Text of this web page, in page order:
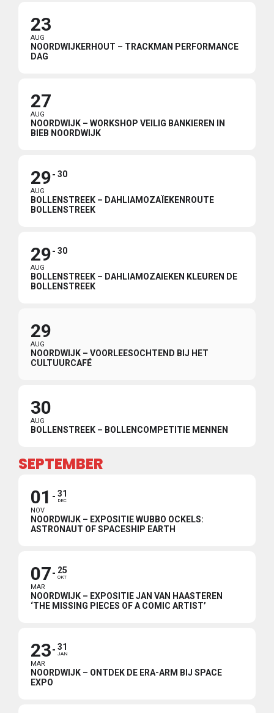
23
AUG
NOORDWIJKERHOUT – TRACKMAN PERFORMANCE
DAG
27
AUG
NOORDWIJK – WORKSHOP VEILIG BANKIEREN IN
BIEB NOORDWIJK
29
AUG
30
BOLLENSTREEK – DAHLIAMOZAÏEKENROUTE
BOLLENSTREEK
29
AUG
30
BOLLENSTREEK – DAHLIAMOZAIEKEN KLEUREN DE
BOLLENSTREEK
29
AUG
NOORDWIJK – VOORLEESOCHTEND BIJ HET
CULTUURCAFÉ
30
AUG
BOLLENSTREEK – BOLLENCOMPETITIE MENNEN
SEPTEMBER
01
NOV
31
DEC
NOORDWIJK – EXPOSITIE WUBBO OCKELS:
ASTRONAUT OF SPACESHIP EARTH
07
MAR
25
OKT
NOORDWIJK – EXPOSITIE JAN VAN HAASTEREN
‘THE MISSING PIECES OF A COMIC ARTIST’
23
MAR
31
JAN
NOORDWIJK – ONTDEK DE ERA-ARM BIJ SPACE
EXPO